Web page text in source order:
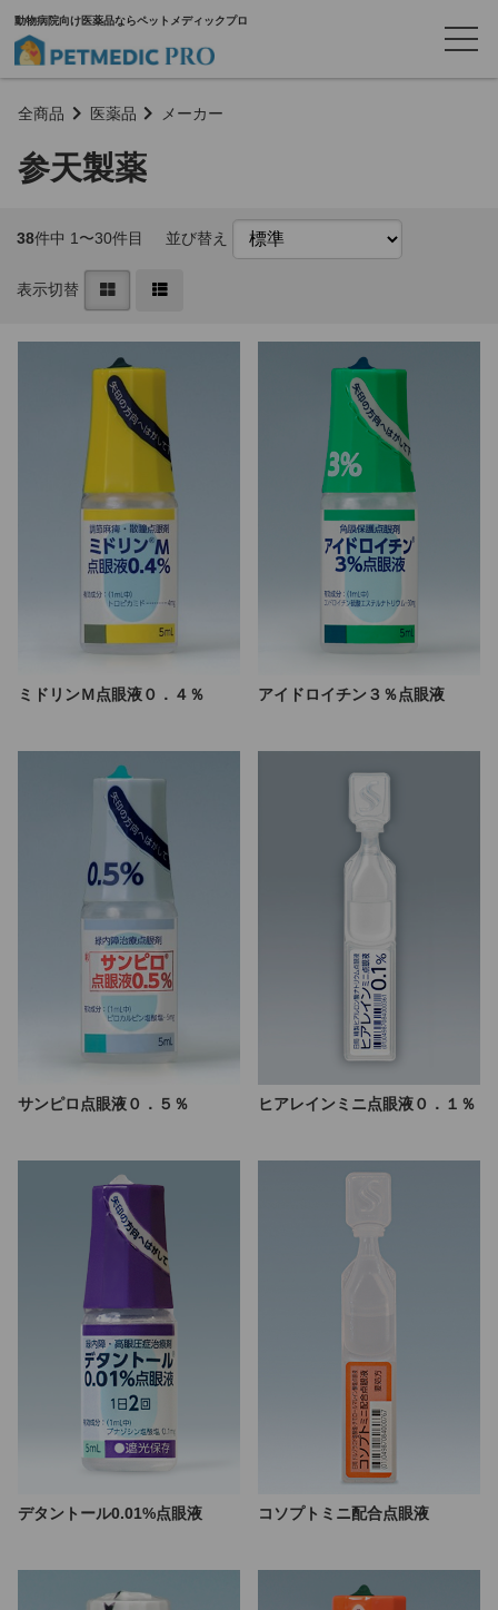
動物病院向け医薬品ならペットメディックプロ
全商品 医薬品 メーカー
参天製薬
38件中 1〜30件目 並び替え
表示切替
ミドリンＭ点眼液０．４％ アイドロイチン３％点眼液
サンピロ点眼液０．５％ ヒアレインミニ点眼液０．１％
デタントール0.01%点眼液 コソプトミニ配合点眼液